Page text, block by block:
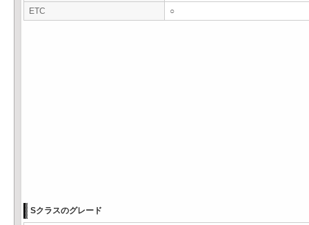
ETC ○
Sクラスのグレード